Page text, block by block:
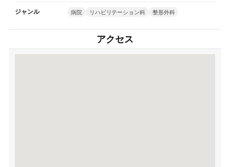
ジャンル 病院 リハビリテーション科 整形外科
アクセス